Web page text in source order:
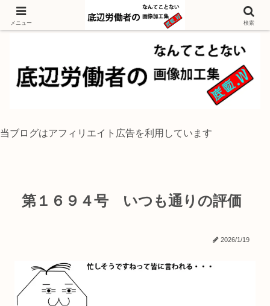
独身底辺おじさんが風景写真をイラスト風に加工するブログ
当ブログはアフィリエイト広告を利用しています
第１６９４号 いつも通りの評価
2026/1/19
メニュー 検索